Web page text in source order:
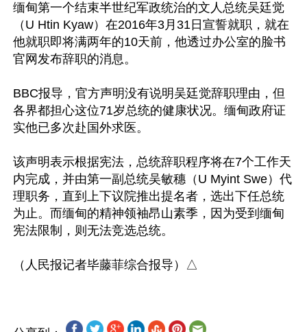
缅甸第一个结束半世纪军政统治的文人总统吴廷觉
（U Htin Kyaw）在2016年3月31日宣誓就职，就在
他就职即将满两年的10天前，他透过办公室的脸书
官网发布辞职的消息。
BBC报导，官方声明没有说明吴廷觉辞职理由，但
各界都担心这位71岁总统的健康状况。缅甸政府证
实他已多次赴国外求医。
该声明表示根据宪法，总统辞职程序将在7个工作天
内完成，并由第一副总统吴敏穗（U Myint Swe）代
理职务，直到上下议院推出提名者，选出下任总统
为止。而缅甸的精神领袖昂山素季，因为受到缅甸
宪法限制，则无法竞选总统。